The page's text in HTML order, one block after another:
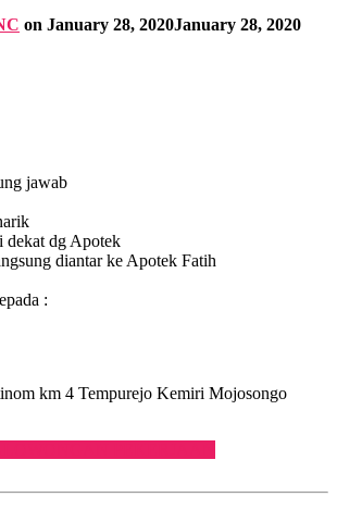
on January 28, 2020January 28, 2020
jawab
dekat dg Apotek
diantar ke Apotek Fatih
:
km 4 Tempurejo Kemiri Mojosongo